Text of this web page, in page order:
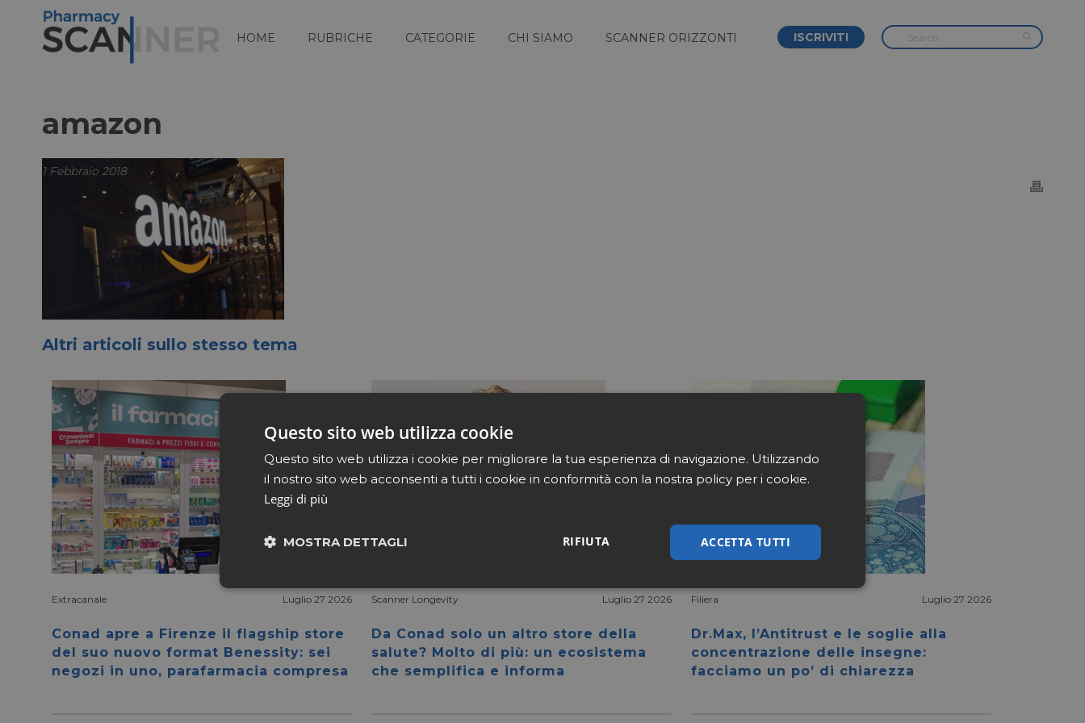
HOME RUBRICHE CATEGORIE CHI SIAMO SCANNER ORIZZONTI ISCRIVITI
amazon
1 Febbraio 2018
Altri articoli sullo stesso tema
Extracanale Luglio 27 2026
Conad apre a Firenze il flagship store
del suo nuovo format Benessity: sei
negozi in uno, parafarmacia compresa
Scanner Longevity Luglio 27 2026
Da Conad solo un altro store della
salute? Molto di più: un ecosistema
che semplifica e informa
Filiera Luglio 27 2026
Dr.Max, l’Antitrust e le soglie alla
concentrazione delle insegne:
facciamo un po’ di chiarezza
Questo sito web utilizza cookie
Questo sito web utilizza i cookie per migliorare la tua esperienza di navigazione. Utilizzando
il nostro sito web acconsenti a tutti i cookie in conformità con la nostra policy per i cookie.
Leggi di più
ACCETTA TUTTI
RIFIUTA
MOSTRA DETTAGLI
Necessari Marketing Non classificati